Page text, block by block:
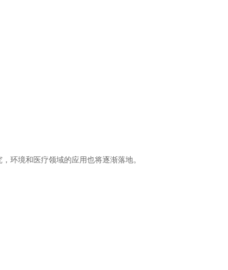
环境和医疗领域的应用也将逐渐落地。